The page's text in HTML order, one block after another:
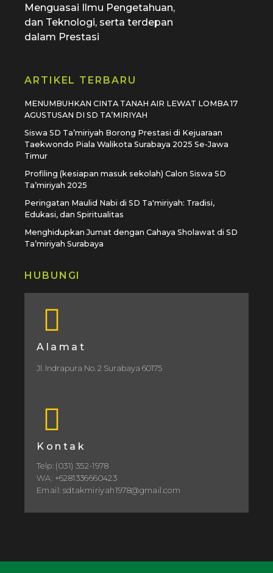
Menguasai Ilmu Pengetahuan,
dan Teknologi, serta terdepan
dalam Prestasi
ARTIKEL TERBARU
MENUMBUHKAN CINTA TANAH AIR LEWAT LOMBA 17
AGUSTUSAN DI SD TA’MIRIYAH
Siswa SD Ta’miriyah Borong Prestasi di Kejuaraan
Taekwondo Piala Walikota Surabaya 2025 Se-Jawa
Timur
Profiling (kesiapan masuk sekolah) Calon Siswa SD
Ta’miriyah 2025
Peringatan Maulid Nabi di SD Ta'miriyah: Tradisi,
Edukasi, dan Spiritualitas
Menghidupkan Jumat dengan Cahaya Sholawat di SD
Ta’miriyah Surabaya
HUBUNGI
Alamat
Jl. Indrapura No. 2 Surabaya 60175
Kontak
Telp: (031) 352-1978
WA: +6281336660423
Email: sdtakmiriyah1978@gmail.com